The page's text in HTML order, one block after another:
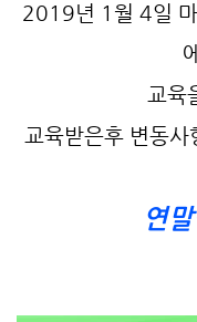
2019년 1월 4일 마
교육
교육받은후 변동사
연